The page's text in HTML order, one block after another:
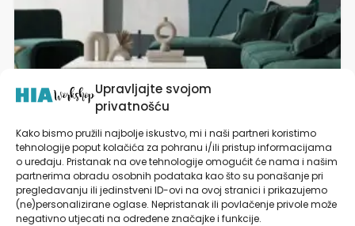
Upravljajte svojom
privatnošću
Kako bismo pružili najbolje iskustvo, mi i naši partneri koristimo
tehnologije poput kolačića za pohranu i/ili pristup informacijama
o uređaju. Pristanak na ove tehnologije omogućit će nama i našim
partnerima obradu osobnih podataka kao što su ponašanje pri
pregledavanju ili jedinstveni ID-ovi na ovoj stranici i prikazujemo
(ne)personalizirane oglase. Nepristanak ili povlačenje privole može
negativno utjecati na određene značajke i funkcije.
Tapete za zid | Dizajnerski Mural | Abstract
Symmetry
od27,90€
proizvoda